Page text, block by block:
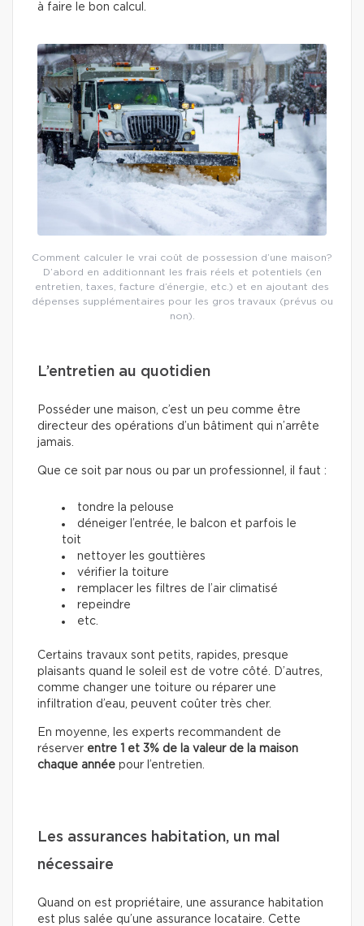
à faire le bon calcul.
Comment calculer le vrai coût de possession d’une maison?
D’abord en additionnant les frais réels et potentiels (en
entretien, taxes, facture d’énergie, etc.) et en ajoutant des
dépenses supplémentaires pour les gros travaux (prévus ou
non).
L’entretien au quotidien
Posséder une maison, c’est un peu comme être
directeur des opérations d’un bâtiment qui n’arrête
jamais.
Que ce soit par nous ou par un professionnel, il faut :
tondre la pelouse
déneiger l’entrée, le balcon et parfois le
toit
nettoyer les gouttières
vérifier la toiture
remplacer les filtres de l’air climatisé
repeindre
etc.
Certains travaux sont petits, rapides, presque
plaisants quand le soleil est de votre côté. D’autres,
comme changer une toiture ou réparer une
infiltration d’eau, peuvent coûter très cher.
En moyenne, les experts recommandent de
réserver entre 1 et 3% de la valeur de la maison
chaque année pour l’entretien.
Les assurances habitation, un mal
nécessaire
Quand on est propriétaire, une assurance habitation
est plus salée qu’une assurance locataire. Cette